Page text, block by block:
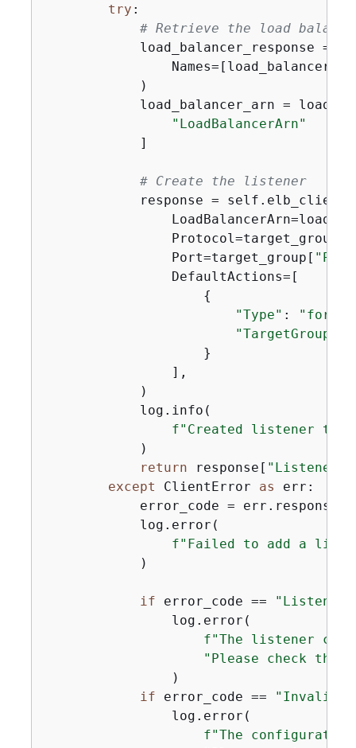
try :
# Retrieve the load
load_balancer_response =
            )
load_balancer_arn =
"LoadBalancerArn"
            ]
# Create the listener
response =
                Protocol=target_group[
                Port=target_group[
                DefaultActions=[
{
"Type" :
                    }
                ],
            )
            log.info(
f"Created listener to
            )
return response[ "Listeners"
except ClientError as err:
            error_code = err.response[
            log.error(
f"Failed to add a
            )
if error_code ==
                log.error(
f"The listener
"Please check the
                )
if error_code ==
                log.error(
f"The